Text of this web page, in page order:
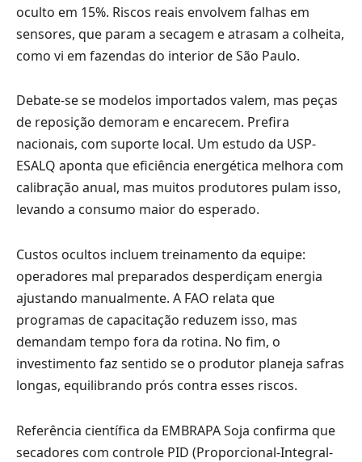
oculto em 15%. Riscos reais envolvem falhas em
sensores, que param a secagem e atrasam a colheita,
como vi em fazendas do interior de São Paulo.
Debate-se se modelos importados valem, mas peças
de reposição demoram e encarecem. Prefira
nacionais, com suporte local. Um estudo da USP-
ESALQ aponta que eficiência energética melhora com
calibração anual, mas muitos produtores pulam isso,
levando a consumo maior do esperado.
Custos ocultos incluem treinamento da equipe:
operadores mal preparados desperdiçam energia
ajustando manualmente. A FAO relata que
programas de capacitação reduzem isso, mas
demandam tempo fora da rotina. No fim, o
investimento faz sentido se o produtor planeja safras
longas, equilibrando prós contra esses riscos.
Referência científica da EMBRAPA Soja confirma que
secadores com controle PID (Proporcional-Integral-